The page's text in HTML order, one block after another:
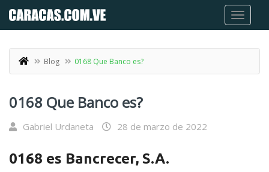
Blog 0168 Que Banco es?
0168 Que Banco es?
Gabriel Urdaneta 28 de marzo de 2022
0168 es Bancrecer, S.A.